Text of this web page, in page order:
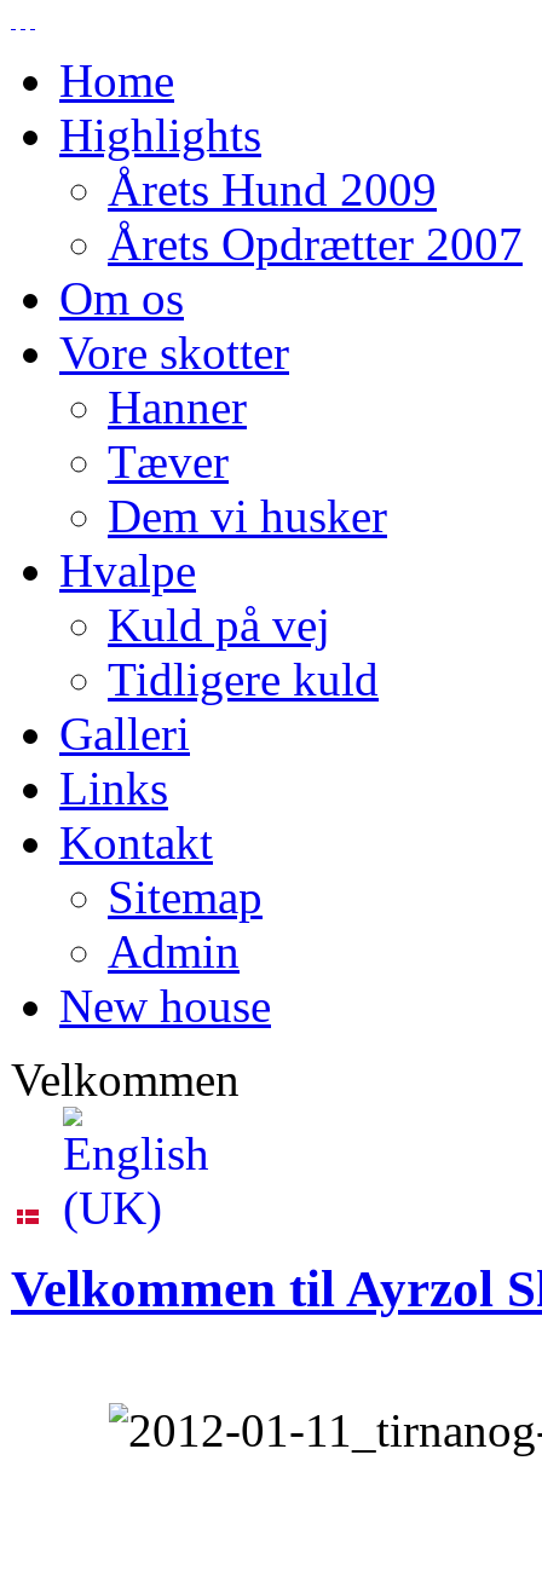
Home
Highlights
Årets Hund 2009
Årets Opdrætter 2007
Om os
Vore skotter
Hanner
Tæver
Dem vi husker
Hvalpe
Kuld på vej
Tidligere kuld
Galleri
Links
Kontakt
Sitemap
Admin
New house
Velkommen
Velkommen til Ayrzol